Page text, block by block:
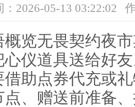
：2026-05-13 03:22:02
览无畏契约夜
仪道具送给好
助点券代充或
、赠送前准备